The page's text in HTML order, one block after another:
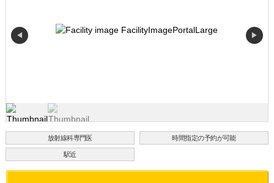
◀ ▶
放射線科専門医 時間指定の予約が可能
駅近